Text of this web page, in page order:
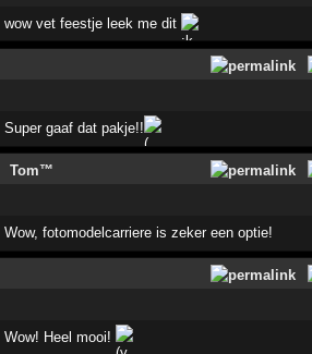
wow vet feestje leek me dit
Super gaaf dat pakje!!
Tom™
Wow, fotomodelcarriere is zeker een optie!
Wow! Heel mooi!